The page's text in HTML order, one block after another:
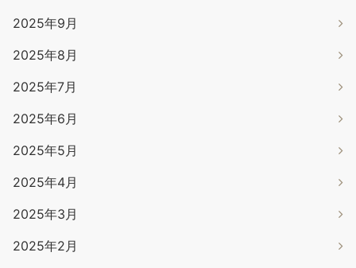
2025年9月
2025年8月
2025年7月
2025年6月
2025年5月
2025年4月
2025年3月
2025年2月